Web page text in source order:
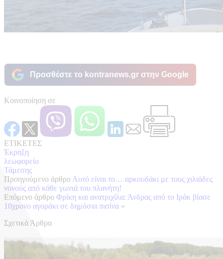
Προσθέστε το kontranews.gr στην Google
Κοινοποίηση σε
ΕΤΙΚΕΤΕΣ
Έκρηξη
λεωφορείο
Τάμεσης
Προηγούμενο άρθρο Αυτό είναι το… αρκουδάκι με τους χιλιάδες
νονούς από κάθε γωνιά του πλανήτη!
Επόμενο άρθρο Φρίκη και ανατριχίλα: Άνδρας από το Ιράκ βίασε
10χρονο αγοράκι σε δημόσια πισίνα »
Σχετικά Άρθρα